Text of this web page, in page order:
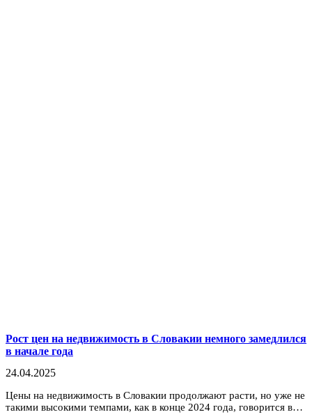
Рост цен на недвижимость в Словакии немного замедлился
в начале года
24.04.2025
Цены на недвижимость в Словакии продолжают расти, но уже не
такими высокими темпами, как в конце 2024 года, говорится в…